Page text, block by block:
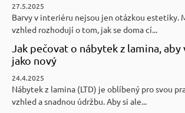
27.5.2025
Barvy v interiéru nejsou jen otázkou estetiky.
vzhled rozhodují o tom, jak se doma cí...
Jak pečovat o nábytek z lamina, aby
jako nový
24.4.2025
Nábytek z lamina (LTD) je oblíbený pro svou
vzhled a snadnou údržbu. Aby si ale...